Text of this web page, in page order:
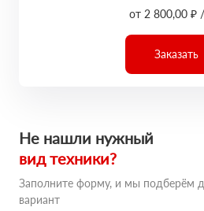
от 2 800,00 ₽
Заказать
Не нашли нужный
вид техники?
Заполните форму, и мы подберём
вариант